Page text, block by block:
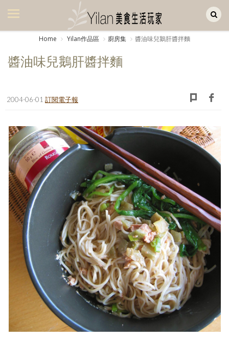
美食集
生活風
書房集
日記簿
餐桌週記
享樂隨手拍
照相簿
影音區
創意出版服務
關於Yilan
Home Yilan作品區 廚房集 醬油味兒鵝肝醬拌麵
醬油味兒鵝肝醬拌麵
2004-06-01 訂閱電子報